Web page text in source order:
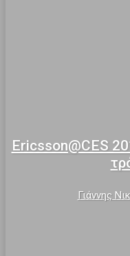
Ericsson@CES
Γιάννης